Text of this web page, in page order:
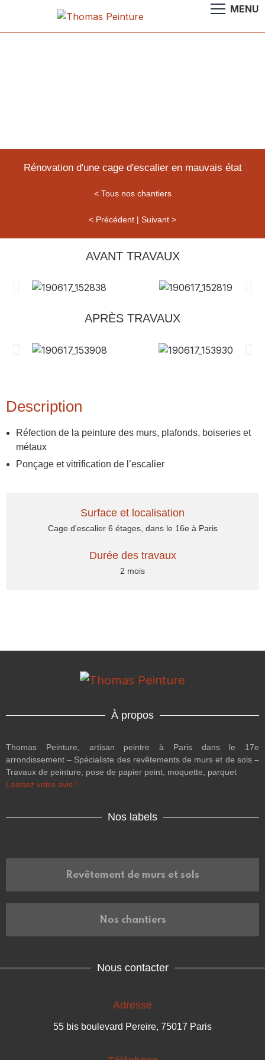
Rénovation d'une cage d'escalier en mauvais état
< Tous nos chantiers
< Précédent | Suivant >
AVANT TRAVAUX
APRÈS TRAVAUX
Description
Réfection de la peinture des murs, plafonds, boiseries et
métaux
Ponçage et vitrification de l’escalier
Surface et localisation
Cage d'escalier 6 étages, dans le 16e à Paris
Durée des travaux
2 mois
À propos
Thomas Peinture, artisan peintre à Paris dans le 17e
arrondissement – Spécialiste des revêtements de murs et de sols –
Travaux de peinture, pose de papier peint, moquette, parquet
Laissez votre avis !
Nos labels
Revêtement de murs et sols
Nos chantiers
Nous contacter
Adresse
55 bis boulevard Pereire, 75017 Paris